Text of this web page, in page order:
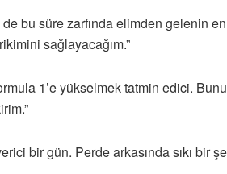
bu süre zarfında elimden gelenin
sağlayacağım.”
1’e yükselmek tatmin edici.
bir gün. Perde arkasında sıkı bir